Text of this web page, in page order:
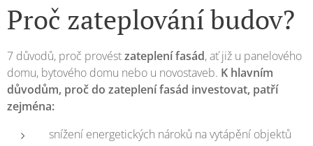
Proč zateplování budov?
7 důvodů, proč provéstzateplení fasád, ať již u panelového
domu, bytového domu nebo u novostaveb. K hlavním
důvodům, proč do zateplení fasád investovat, patří
zejména:
snížení energetických nároků na vytápění objektů